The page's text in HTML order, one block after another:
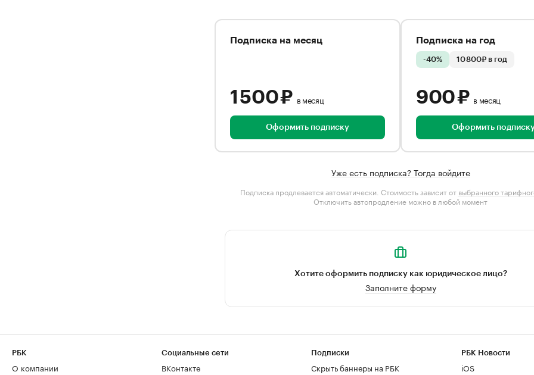
Подписка на месяц
1 500 ₽ в месяц
Оформить подписку
Подписка на год
-40% 10 800₽ в год
900 ₽ в месяц
Оформить
Уже есть подписка? Тогда войдите
Подписка продлевается автоматически. Стоимость зависит от выбранного
Отключить автопродление можно в любой момент
Хотите оформить подписку как юридическое лицо?
Заполните форму
РБК
О компании
Социальные сети
ВКонтакте
Подписки
Скрыть баннеры на РБК
РБК Новости
iOS